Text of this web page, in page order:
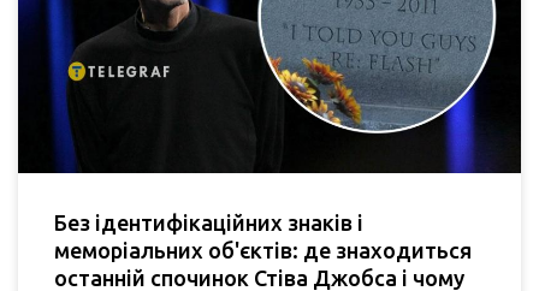
Без ідентифікаційних знаків і
меморіальних об'єктів: де знаходиться
останній спочинок Стіва Джобса і чому